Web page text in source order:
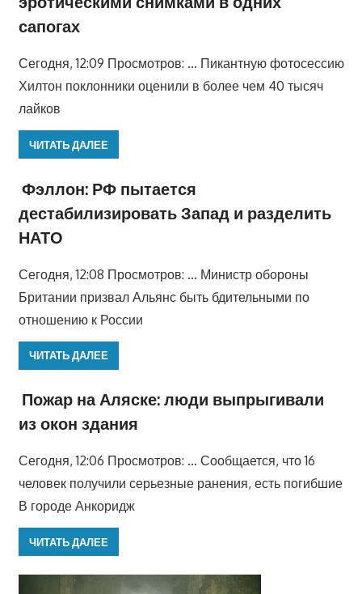
сапогах
Сегодня, 12:09 Просмотров: … Пикантную фотосессию
Хилтон поклонники оценили в более чем 40 тысяч
лайков
ЧИТАТЬ ДАЛЕЕ
Фэллон: РФ пытается
дестабилизировать Запад и разделить
НАТО
Сегодня, 12:08 Просмотров: … Министр обороны
Британии призвал Альянс быть бдительными по
отношению к России
ЧИТАТЬ ДАЛЕЕ
Пожар на Аляске: люди выпрыгивали
из окон здания
Сегодня, 12:06 Просмотров: … Сообщается, что 16
человек получили серьезные ранения, есть погибшие
В городе Анкоридж
ЧИТАТЬ ДАЛЕЕ